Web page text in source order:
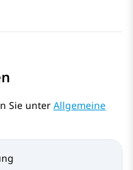
Sie unter Allgemeine